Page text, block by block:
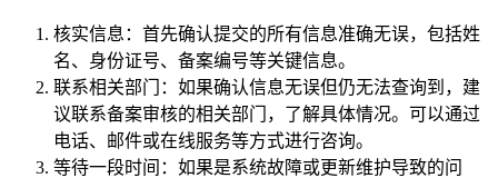
核实信息：首先确认提交的所有信息准确无误，包括姓
名、身份证号、备案编号等关键信息。
联系相关部门：如果确认信息无误但仍无法查询到，建
议联系备案审核的相关部门，了解具体情况。可以通过
电话、邮件或在线服务等方式进行咨询。
等待一段时间：如果是系统故障或更新维护导致的问